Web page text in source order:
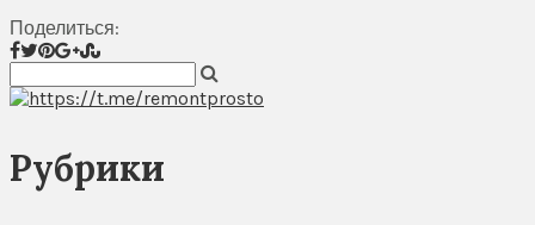
Поделиться:
Рубрики